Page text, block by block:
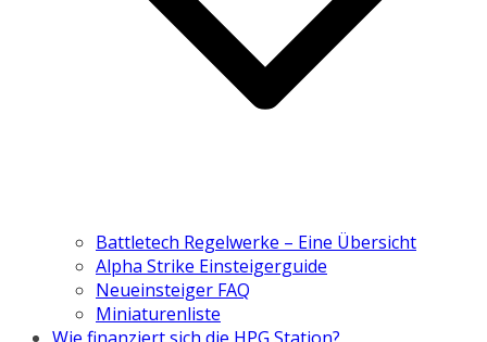
Battletech Regelwerke – Eine Übersicht
Alpha Strike Einsteigerguide
Neueinsteiger FAQ
Miniaturenliste